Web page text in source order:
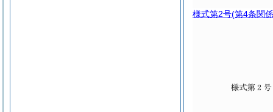
様式第2号(第4条関